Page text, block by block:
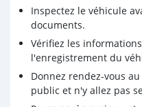
Inspectez le véhicule
documents.
Vérifiez les
l'enregistrement du
Donnez rendez-vous
public et n'y allez pas